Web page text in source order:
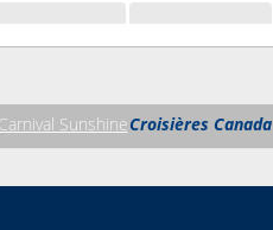
Carnival SunshineCroisières Canada